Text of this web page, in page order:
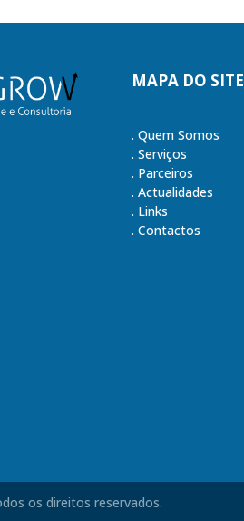
MAPA DO SITE
. Quem Somos
. Serviços
. Parceiros
. Actualidades
. Links
. Contactos
os direitos reservados.